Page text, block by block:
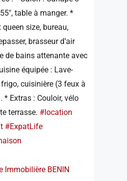
table à manger. *
size, bureau,
brasseur d’air
de bains attenante avec
équipée : Lave-
cuisinière (3 feux à
* Extras : Couloir, vélo
terrasse. #location
#ExpatLife
BENIN